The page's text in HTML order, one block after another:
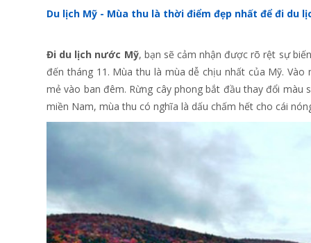
Du lịch Mỹ - Mùa thu là thời điểm đẹp nhất để đi du
Đi du lịch nước Mỹ, bạn sẽ cảm nhận được rõ rệt sự
đến tháng 11. Mùa thu là mùa dễ chịu nhất của Mỹ.
mẻ vào ban đêm. Rừng cây phong bắt đầu thay đổi màu
miền Nam, mùa thu có nghĩa là dấu chấm hết cho cái